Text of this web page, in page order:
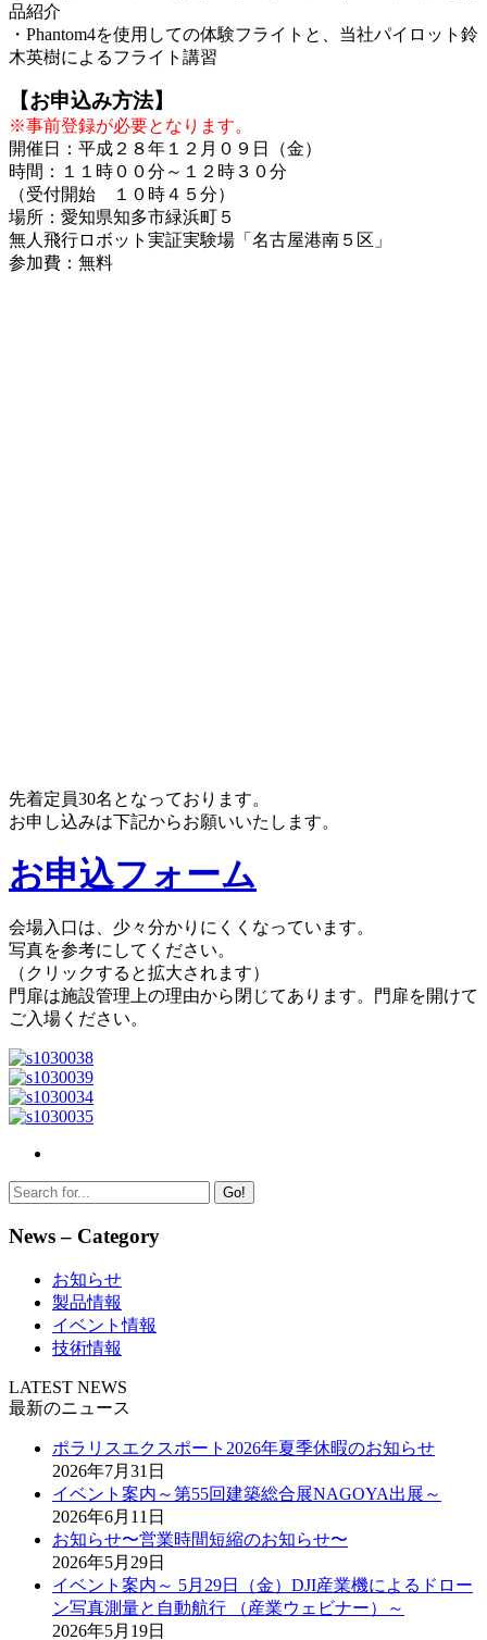
品紹介
・Phantom4を使用しての体験フライトと、当社パイロット鈴
木英樹によるフライト講習
【お申込み方法】
※事前登録が必要となります。
開催日：平成２８年１２月０９日（金）
時間：１１時００分～１２時３０分
（受付開始 １０時４５分）
場所：愛知県知多市緑浜町５
無人飛行ロボット実証実験場「名古屋港南５区」
参加費：無料
先着定員30名となっております。
お申し込みは下記からお願いいたします。
お申込フォーム
会場入口は、少々分かりにくくなっています。
写真を参考にしてください。
（クリックすると拡大されます）
門扉は施設管理上の理由から閉じてあります。門扉を開けて
ご入場ください。
Go!
News – Category
お知らせ
製品情報
イベント情報
技術情報
LATEST NEWS
最新のニュース
ポラリスエクスポート2026年夏季休暇のお知らせ
2026年7月31日
イベント案内～第55回建築総合展NAGOYA出展～
2026年6月11日
お知らせ〜営業時間短縮のお知らせ〜
2026年5月29日
イベント案内～ 5月29日（金）DJI産業機によるドロー
ン写真測量と自動航行 （産業ウェビナー）～
2026年5月19日